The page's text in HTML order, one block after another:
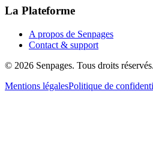
La Plateforme
A propos de Senpages
Contact & support
© 2026 Senpages. Tous droits réservés.
Mentions légalesPolitique de